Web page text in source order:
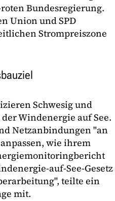
Bundesregierung.
Union und SPD
Strompreiszone
Schwesig und
Windenergie auf See.
Netzanbindungen "an
wie ihrem
auf-See-Gesetz
teilte ein
mit.